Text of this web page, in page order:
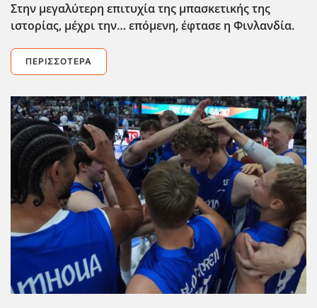
Στην μεγαλύτερη επιτυχία της μπασκετικής της
ιστορίας, μέχρι την… επόμενη, έφτασε η Φινλανδία.
ΠΕΡΙΣΣΌΤΕΡΑ